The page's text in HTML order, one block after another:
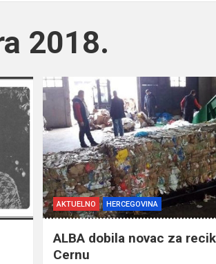
2018.
AKTUELNO HERCEGOVINA
ALBA dobila novac za
Cernu